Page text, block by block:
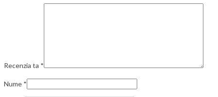
Recenzia ta *
Nume *